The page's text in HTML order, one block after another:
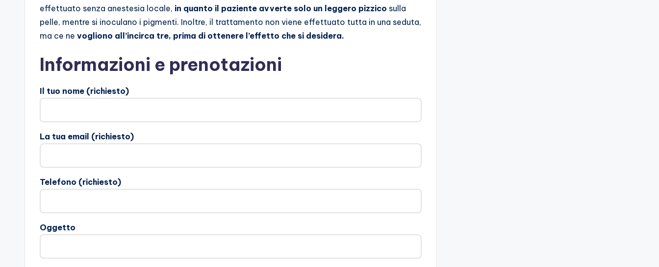
effettuato senza anestesia locale, in quanto il paziente avverte solo un leggero pizzico sulla
pelle, mentre si inoculano i pigmenti. Inoltre, il trattamento non viene effettuato tutta in una seduta,
ma ce ne vogliono all’incirca tre, prima di ottenere l’effetto che si desidera.
Informazioni e prenotazioni
Il tuo nome (richiesto)
La tua email (richiesto)
Telefono (richiesto)
Oggetto